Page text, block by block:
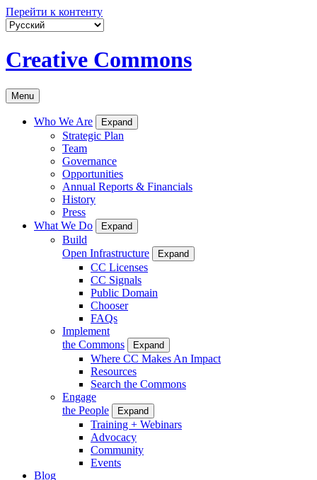
Перейти к контенту
Creative Commons
Menu
Who We Are Expand
Strategic Plan
Team
Governance
Opportunities
Annual Reports & Financials
History
Press
What We Do
Expand
Build
Open Infrastructure
Expand
CC Licenses
CC Signals
Public Domain
Chooser
FAQs
Implement
the Commons
Expand
Where CC Makes An Impact
Resources
Search the Commons
Engage
the People
Expand
Training + Webinars
Advocacy
Community
Events
Blog